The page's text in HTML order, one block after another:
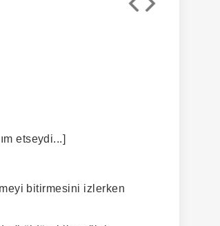
etseydi...]
bitirmesini izlerken